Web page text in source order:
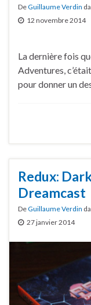
DeGuillaume Verdin
12 novembre 2014
La dernière fois
Adventures,
pour donner un
Redux:
Dreamcast
DeGuillaume Verdin
27 janvier 2014